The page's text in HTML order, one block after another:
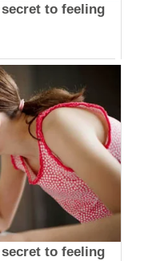
to feeling
to feeling